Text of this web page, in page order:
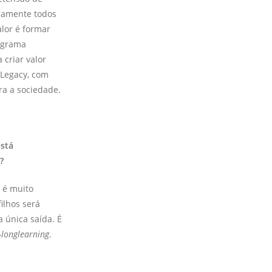
todos
é formar
criar valor
com
a sociedade.
é muito
será
única saída. É
.